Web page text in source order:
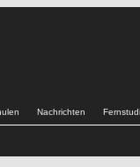
Nachrichten